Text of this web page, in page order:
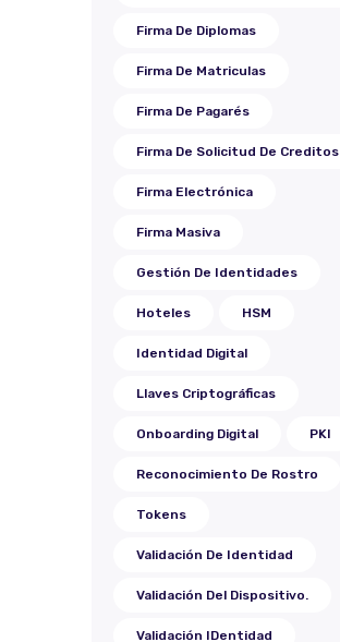
Firma De Diplomas
Firma De Matriculas
Firma De Pagarés
Firma De Solicitud De Creditos
Firma Electrónica
Firma Masiva
Gestión De Identidades
Hoteles HSM
Identidad Digital
Llaves Criptográficas
Onboarding Digital PKI
Reconocimiento De Rostro
Tokens
Validación De Identidad
Validación Del Dispositivo.
Validación IDentidad